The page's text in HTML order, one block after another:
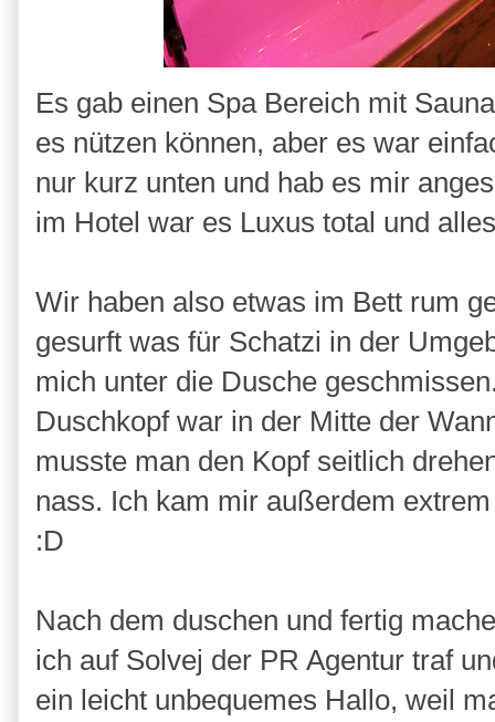
Es gab einen Spa Bereich mit
es nützen können, aber es war
nur kurz unten und hab es mir
im Hotel war es Luxus total und
Wir haben also etwas im Bett rum
gesurft was für Schatzi in der
mich unter die Dusche
Duschkopf war in der Mitte der
musste man den Kopf seitlich
nass. Ich kam mir außerdem
:D
Nach dem duschen und fertig
ich auf Solvej der PR Agentur traf
ein leicht unbequemes Hallo, weil